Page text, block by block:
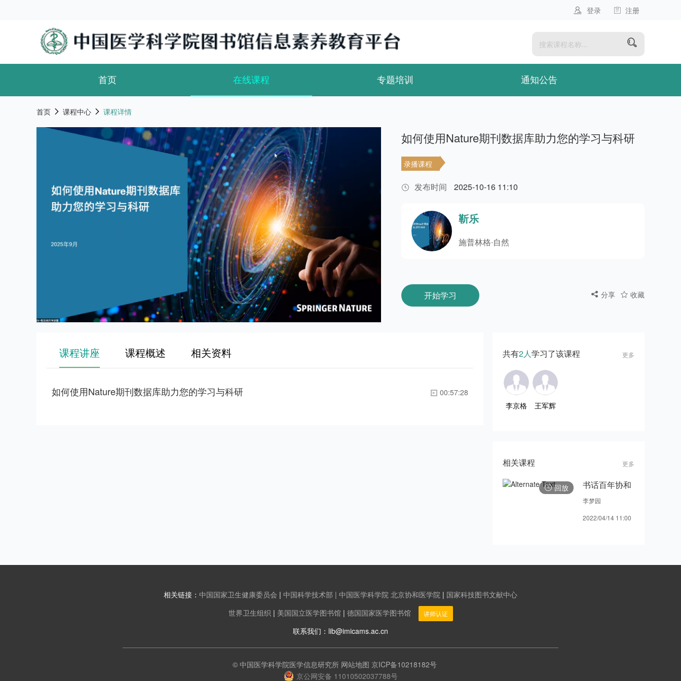
登录 注册
首页 在线课程 专题培训 通知公告
首页 课程中心 课程详情
如何使用Nature期刊数据库助力您的学习与科研
录播课程
发布时间 2025-10-16 11:10
靳乐
施普林格∙自然
开始学习 收藏
分享
课程讲座 课程概述 相关资料
如何使用Nature期刊数据库助力您的学习与科研 00:57:28
共有2人学习了该课程 更多
李京格 王军辉
相关课程 更多
回放 书话百年协和
李梦园
2022/04/14 11:00
相关链接： 中国国家卫生健康委员会 | 中国科学技术部 | 中国医学科学院 北京协和医学院 | 国家科技图书文献中心
世界卫生组织 | 美国国立医学图书馆| 德国国家医学图书馆 讲师认证
联系我们：lib@imicams.ac.cn
© 中国医学科学院医学信息研究所 网站地图 京ICP备10218182号
京公网安备 11010502037788号